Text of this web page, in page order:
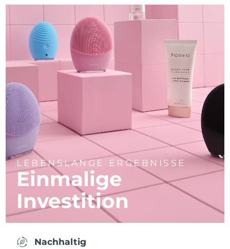
LEBENSLANGE ERGEBNISSE
Einmalige
Investition
Nachhaltig